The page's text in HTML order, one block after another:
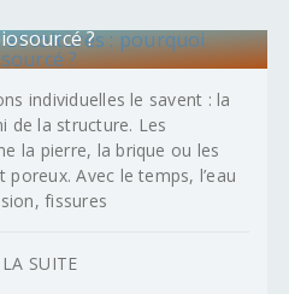
?
individuelles le savent : la
de la structure. Les
la pierre, la brique ou les
Avec le temps, l’eau
fissures
LA SUITE